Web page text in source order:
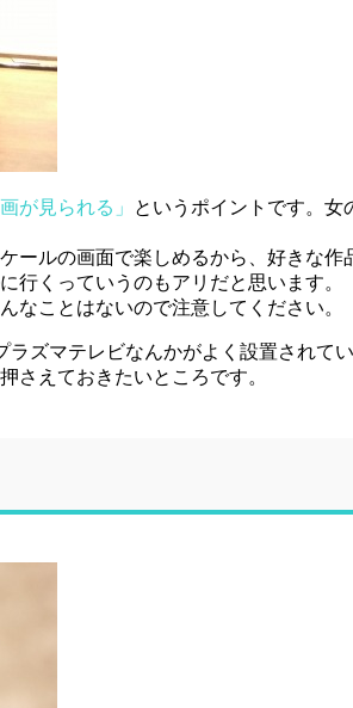
が見られる」
というポイントです。女
ルの画面で楽しめるから、好きな
行くっていうのもアリだと思います。
なことはないので注意してください。
ズマテレビなんかがよく設置されてい
さえておきたいところです。